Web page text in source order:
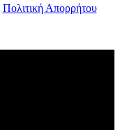
Πολιτική Απορρήτου